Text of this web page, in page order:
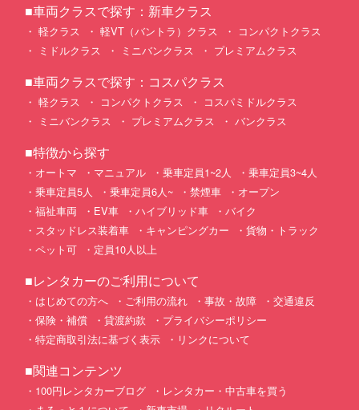
■車両クラスで探す：新車クラス
軽クラス 軽VT（バントラ）クラス
コンパクトクラス
ミドルクラス
ミニバンクラス プレミアムクラス
■車両クラスで探す：コスパクラス
軽クラス コンパクトクラス
コスパミドルクラス
ミニバンクラス
プレミアムクラス バンクラス
■特徴から探す
オートマ マニュアル 乗車定員1~2人
乗車定員3~4人
乗車定員5人
乗車定員6人~ 禁煙車
オープン
福祉車両
EV車 ハイブリッド車
バイク
スタッドレス装着車
キャンピングカー
貨物・トラック
ペット可
定員10人以上
■レンタカーのご利用について
はじめての方へ ご利用の流れ 事故・故障
交通違反
保険・補償
貸渡約款
プライバシーポリシー
特定商取引法に基づく表示
リンクについて
■関連コンテンツ
100円レンタカーブログ
レンタカー・中古車を買う